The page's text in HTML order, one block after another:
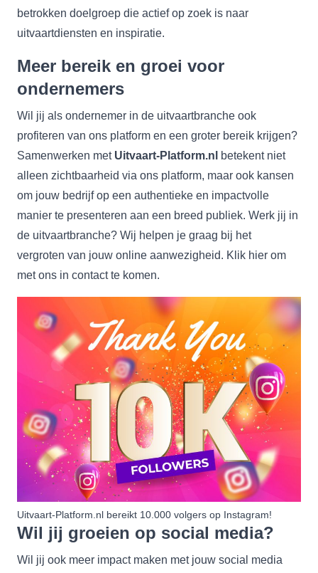
betrokken doelgroep die actief op zoek is naar
uitvaartdiensten en inspiratie.
Meer bereik en groei voor
ondernemers
Wil jij als ondernemer in de uitvaartbranche ook
profiteren van ons platform en een groter bereik krijgen?
Samenwerken met Uitvaart-Platform.nl
betekent niet
alleen zichtbaarheid via ons platform, maar ook kansen
om jouw bedrijf op een authentieke en impactvolle
manier te presenteren aan een breed publiek. Werk jij in
de uitvaartbranche? Wij helpen je graag bij het
vergroten van jouw online aanwezigheid. Klik hier om
met ons in contact te komen.
Uitvaart-Platform.nl bereikt 10.000 volgers op Instagram!
Wil jij groeien op social media?
Wil jij ook meer impact maken met jouw social media